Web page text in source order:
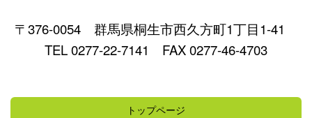
〒376-0054 群馬県桐生市西久方町1丁目1-41
TEL 0277-22-7141 FAX 0277-46-4703
トップページ